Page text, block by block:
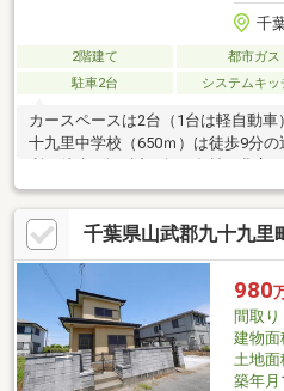
千
2階建て 都市ガス
駐車2台
システムキッ
カースペースは2台（1台は軽自動
十九里中学校（650ｍ）は徒歩9分の
1600ｍ
千葉県山武郡九十九里
980
間取り
建物面
土地面
築年月